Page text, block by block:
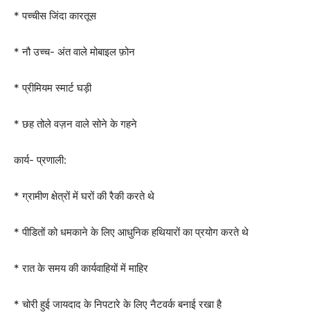
* पच्चीस जिंदा कारतूस
* नौ उच्च- अंत वाले मोबाइल फ़ोन
* प्रीमियम स्मार्ट घड़ी
* छह तोले वज़न वाले सोने के गहने
कार्य- प्रणाली:
* ग्रामीण क्षेत्रों में घरों की रैकी करते थे
* पीडितों को धमकाने के लिए आधुनिक हथियारों का प्रयोग करते थे
* रात के समय की कार्यवाहियों में माहिर
* चोरी हुई जायदाद के निपटारे के लिए नैटवर्क बनाई रखा है